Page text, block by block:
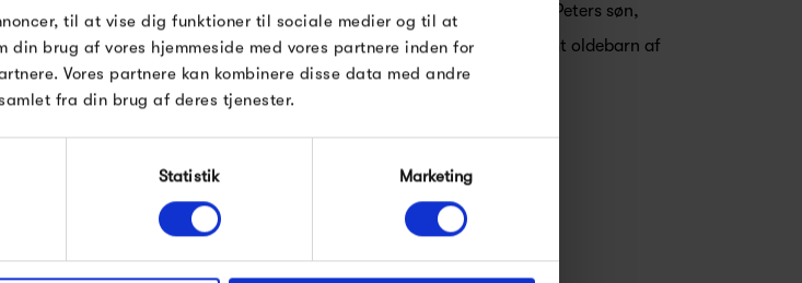
til at vise dig funktioner til sociale medier og til at
brug af vores hjemmeside med vores partnere inden for
Vores partnere kan kombinere disse data med andre
fra din brug af deres tjenester.
Statistik Marketing
farverigt opbevaring til familier. Virksomheden ledes i dag af Peters søn,
Joakim Lassen, som er femte generation i møbelfamilien, samt oldebarn af
fabrikanten, Fritz Hansen.
fra samme kategori